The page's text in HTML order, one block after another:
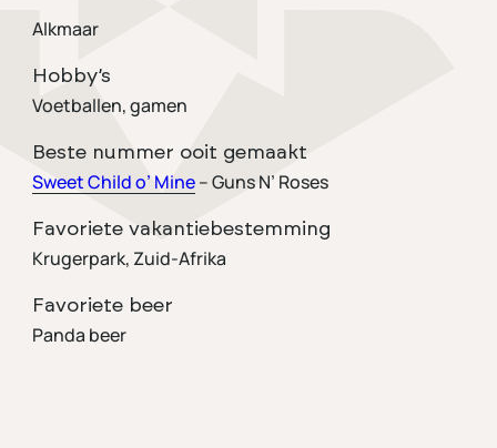
Alkmaar
Hobby’s
Voetballen, gamen
Beste nummer ooit gemaakt
Sweet Child o’ Mine– Guns N’ Roses
Favoriete vakantiebestemming
Krugerpark, Zuid-Afrika
Favoriete beer
Panda beer